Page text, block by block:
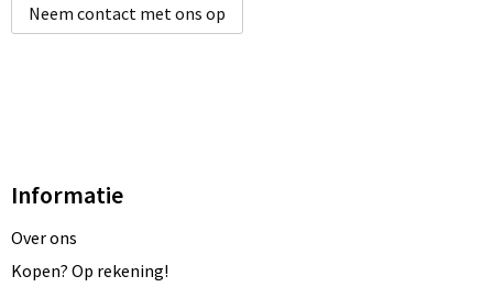
Neem contact met ons op
Informatie
Over ons
Kopen? Op rekening!